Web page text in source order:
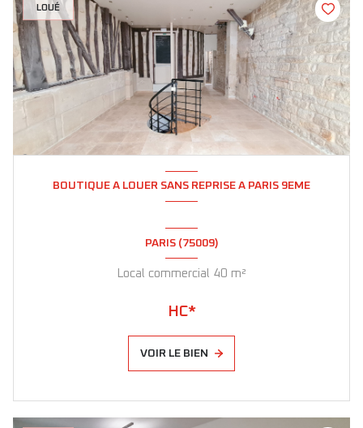
LOUÉ
BOUTIQUE A LOUER SANS REPRISE A PARIS 9EME
PARIS (75009)
Local commercial 40 m²
HC*
VOIR LE BIEN